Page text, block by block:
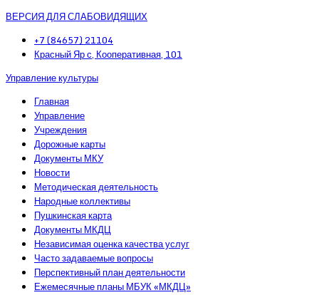
ВЕРСИЯ ДЛЯ СЛАБОВИДЯЩИХ
+7 (84657) 21104
Красный Яр с, Кооперативная, 101
Управление культуры
Главная
Управление
Учреждения
Дорожные карты
Документы МКУ
Новости
Методическая деятельность
Народные коллективы
Пушкинская карта
Документы МКДЦ
Независимая оценка качества услуг
Часто задаваемые вопросы
Перспективный план деятельности
Ежемесячные планы МБУК «МКДЦ»